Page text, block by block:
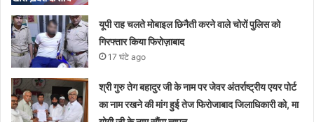
यूपी राह चलते मोबाइल छिनैती करने वाले चोरों पुलिस को
गिरफ्तार किया फिरोज़ाबाद
17 घंटे ago
श्री गुरु तेग बहादुर जी के नाम पर जेवर अंतर्राष्ट्रीय एयर पोर्ट
का नाम रखने की मांग हुई तेज फिरोजाबाद जिलाधिकारी को, मा